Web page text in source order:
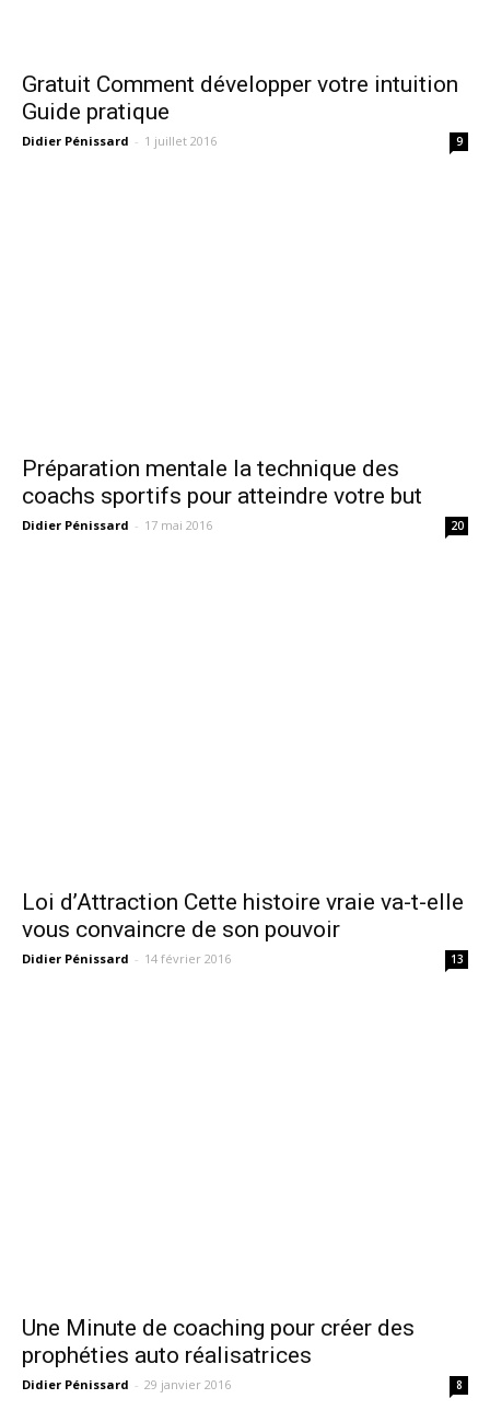
Gratuit Comment développer votre intuition
Guide pratique
Didier Pénissard - 1 juillet 2016 9
Préparation mentale la technique des
coachs sportifs pour atteindre votre but
Didier Pénissard - 17 mai 2016 20
Loi d’Attraction Cette histoire vraie va-t-elle
vous convaincre de son pouvoir
Didier Pénissard - 14 février 2016 13
Une Minute de coaching pour créer des
prophéties auto réalisatrices
Didier Pénissard - 29 janvier 2016 8